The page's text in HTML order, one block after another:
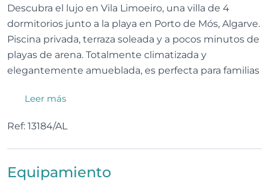
Descubra el lujo en Vila Limoeiro, una villa de 4
dormitorios junto a la playa en Porto de Mós, Algarve.
Piscina privada, terraza soleada y a pocos minutos de
playas de arena. Totalmente climatizada y
elegantemente amueblada, es perfecta para familias
escapada inolvidable junto al mar.
El espacio
4 dormitorios, todos en suite
5 baños en total
Leer más
Ref: 13184/AL
Equipamiento